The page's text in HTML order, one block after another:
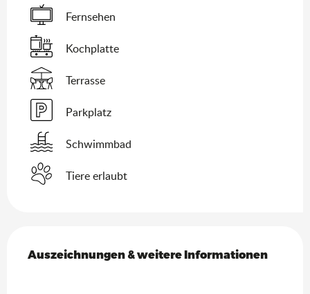
Fernsehen
Kochplatte
Terrasse
Parkplatz
Schwimmbad
Tiere erlaubt
Auszeichnungen & weitere Informationen
Auszeichnungen & weitere Informationen